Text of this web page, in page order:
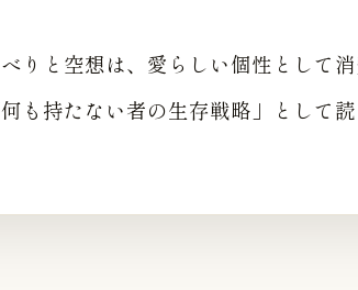
りと空想は、愛らしい個性として
も持たない者の生存戦略」として